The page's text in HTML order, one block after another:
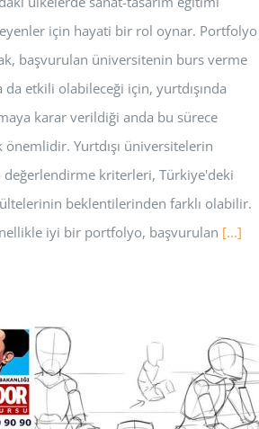
için hayati bir rol oynar. Portfolyo
başvurulan üniversitenin burs verme
da etkili olabileceği için, yurtdışında
karar verildiği anda bu sürece
önemlidir. Yurtdışı üniversitelerin
kriterleri, Türkiye'deki
beklentilerinden farklı olabilir.
iyi bir portfolyo, başvurulan [...]